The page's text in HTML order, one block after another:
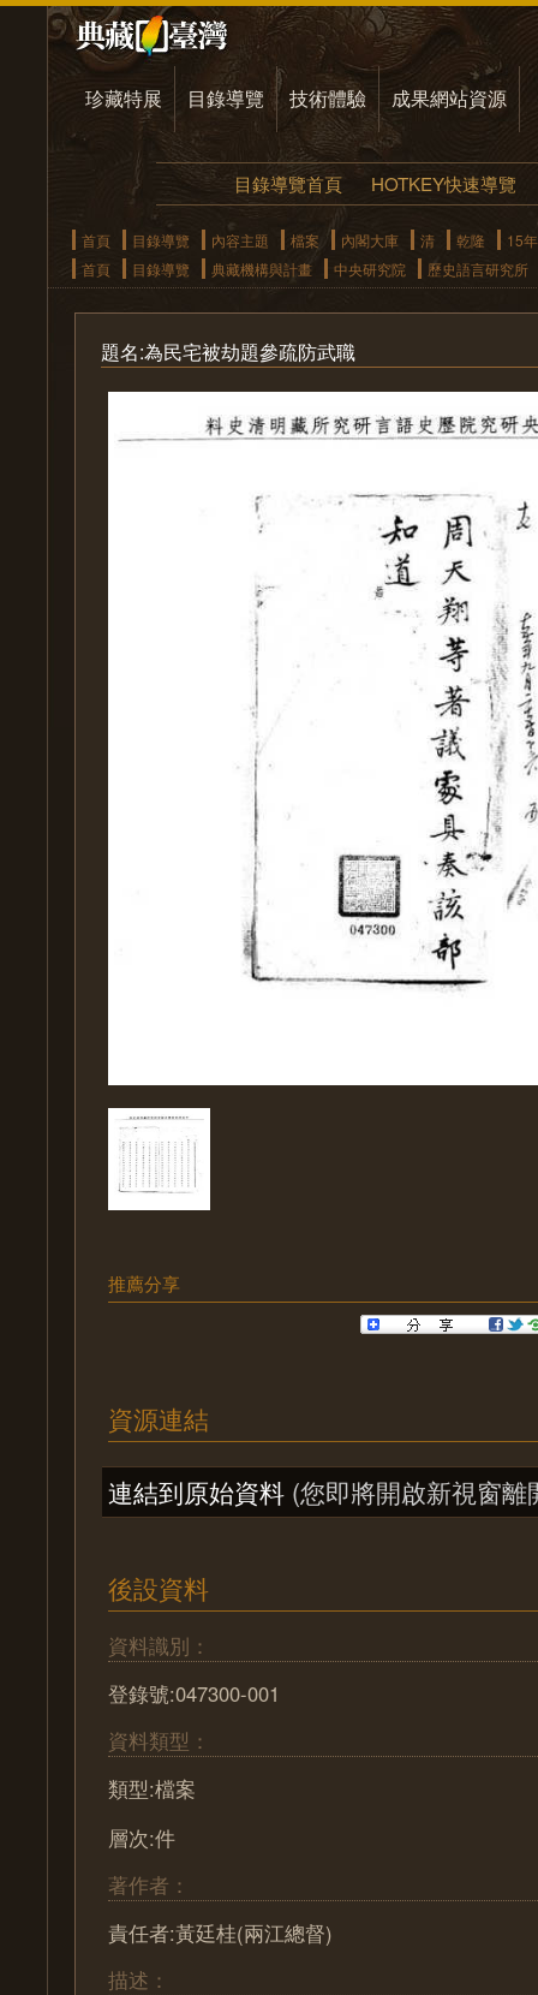
珍藏特展 目錄導覽 技術體驗 成果網站資源
目錄導覽首頁 HOTKEY快速導覽
首頁 目錄導覽 內容主題 檔案 內閣大庫 清 乾隆
15年
首頁
目錄導覽 典藏機構與計畫 中央研究院 歷史語言研究所
題名:為民宅被劫題參疏防武職
推薦分享
資源連結
連結到原始資料 (您即將開啟新視窗離
後設資料
資料識別：
登錄號:047300-001
資料類型：
類型:檔案
層次:件
著作者：
責任者:黃廷桂(兩江總督)
描述：